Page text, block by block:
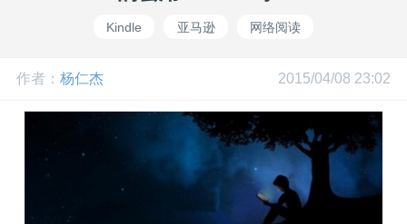
Kindle 亚马逊 网络阅读
作者： 杨仁杰 2015/04/08 23:02